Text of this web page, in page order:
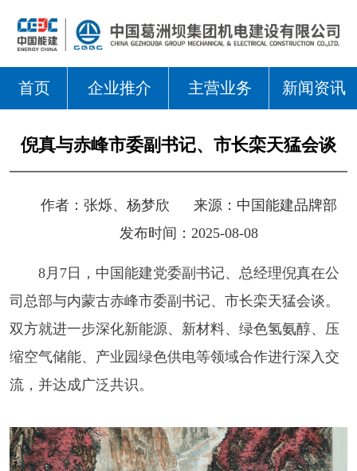
首页 企业推介 主营业务 新闻资讯
倪真与赤峰市委副书记、市长栾天猛会谈
作者： 张烁、杨梦欣 来源： 中国能建品牌部
发布时间：2025-08-08
8月7日，中国能建党委副书记、总经理倪真在公
司总部与内蒙古赤峰市委副书记、市长栾天猛会谈。
双方就进一步深化新能源、新材料、绿色氢氨醇、压
缩空气储能、产业园绿色供电等领域合作进行深入交
流，并达成广泛共识。